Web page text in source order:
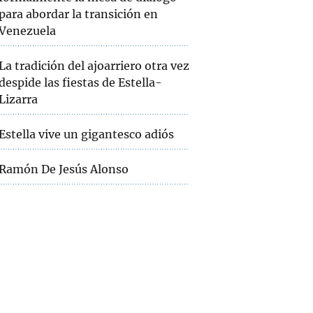
abordar la transición en
tradición del ajoarriero otra vez
las fiestas de Estella-
vive un gigantesco adiós
De Jesús Alonso